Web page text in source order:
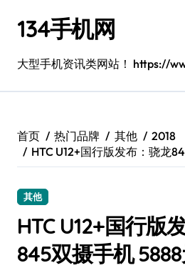
134手机网
大型手机资讯类网站！ https://
首页 热门品牌 其他
2018
HTC U12+国行版发布：骁龙
其他
HTC U12+国行版
845双摄手机